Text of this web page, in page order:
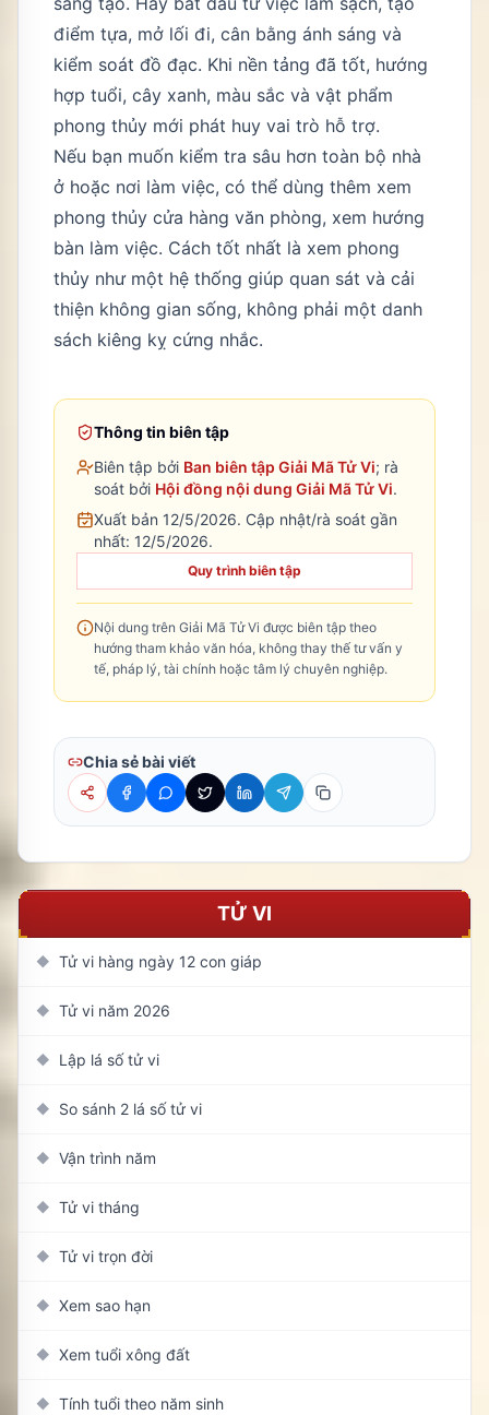
điểm tựa, mở lối đi, cân bằng ánh sáng và
kiểm soát đồ đạc. Khi nền tảng đã tốt, hướng
hợp tuổi, cây xanh, màu sắc và vật phẩm
phong thủy mới phát huy vai trò hỗ trợ.
Nếu bạn muốn kiểm tra sâu hơn toàn bộ nhà
ở hoặc nơi làm việc, có thể dùng thêm xem
phong thủy cửa hàng văn phòng, xem hướng
bàn làm việc. Cách tốt nhất là xem phong
thủy như một hệ thống giúp quan sát và cải
thiện không gian sống, không phải một danh
sách kiêng kỵ cứng nhắc.
Thông tin biên tập
Biên tập bởi Ban biên tập Giải Mã Tử Vi; rà
soát bởi Hội đồng nội dung Giải Mã Tử Vi.
Xuất bản 12/5/2026. Cập nhật/rà soát gần
nhất: 12/5/2026.
Quy trình biên tập
Nội dung trên Giải Mã Tử Vi được biên tập theo
hướng tham khảo văn hóa, không thay thế tư vấn y
tế, pháp lý, tài chính hoặc tâm lý chuyên nghiệp.
Chia sẻ bài viết
TỬ VI
◆ Tử vi hàng ngày 12 con giáp
◆ Tử vi năm 2026
◆ Lập lá số tử vi
◆ So sánh 2 lá số tử vi
◆ Vận trình năm
◆ Tử vi tháng
◆ Tử vi trọn đời
◆ Xem sao hạn
◆ Xem tuổi xông đất
◆ Tính tuổi theo năm sinh